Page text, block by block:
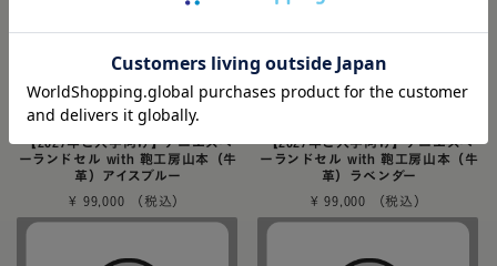
【2027年ご入学向け】アニエスベ
ーランドセル with 鞄工房山本（牛
革）アイスブルー
¥ 99,000
【2027年ご入学向け】アニエスベ
ーランドセル with 鞄工房山本（牛
革）ラベンダー
¥ 99,000